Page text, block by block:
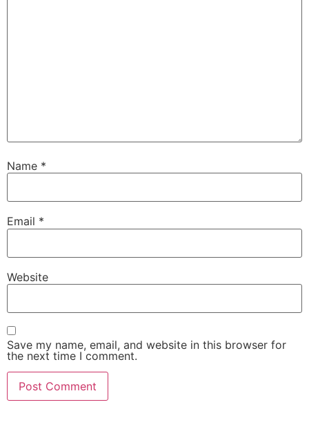
Name *
Email *
Website
Save my name, email, and website in this browser for
the next time I comment.